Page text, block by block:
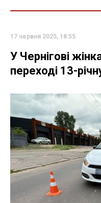
17 червня 2025, 18:55
У Чернігові
переході 13-